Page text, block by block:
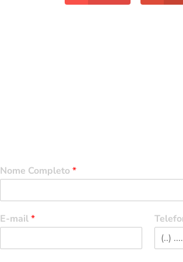
Nome Completo*
E-mail*